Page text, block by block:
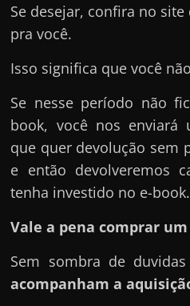
Se desejar, confira no site
pra você.
Isso significa que você
Se nesse período não
book, você nos enviará
que quer devolução sem
e então devolveremos
tenha investido no e-book.
Vale a pena comprar
Sem sombra de duvidas
acompanham a